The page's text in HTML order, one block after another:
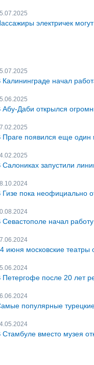
электричек
Калининграде начал
Абу-Даби открылся
Праге появился еще
Салониках запустили
Гизе пока неофициально
Севастополе начал
июня московские
Петергофе после 20 лет
популярные
Стамбуле вместо музея